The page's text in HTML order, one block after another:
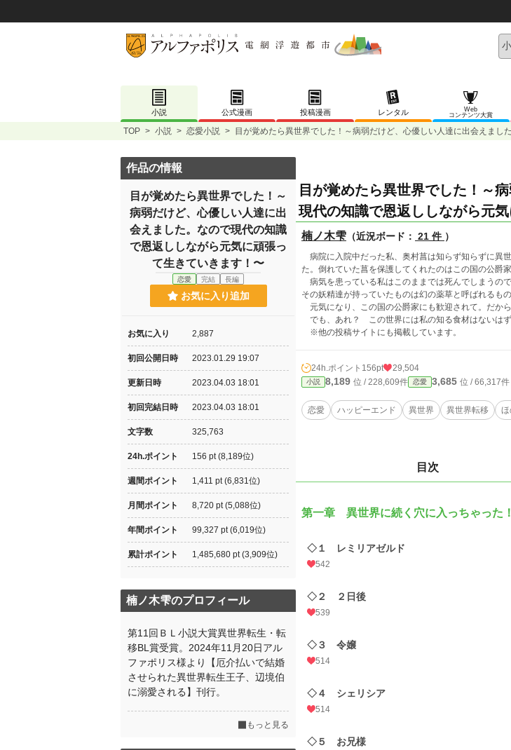
小説 公式漫画 投稿漫画 レンタル
Web
コンテンツ大賞
TOP > 小説 > 恋愛小説 > 目が覚めたら異世界でした！～病弱だけど、心優しい人達に出会えま
目が覚めたら異世界でした！～
現代の知識で恩返ししながら元
楠ノ木雫 （近況ボード： 21 件 ）
病院に入院中だった私、奥村菖は知らず知らずに異
た。倒れていた菖を保護してくれたのはこの国の公爵
病気を患っている私はこのままでは死んでしまうの
その妖精達が持っていたものは幻の薬草と呼ばれるも
元気になり、この国の公爵家にも歓迎されて。だか
でも、あれ？ この世界には私の知る食材はないは
※他の投稿サイトにも掲載しています。
24h.ポイント 156pt 29,504
小説 8,189 位 / 228,609件 恋愛 3,685 位 / 66,317件
恋愛 ハッピーエンド 異世界 異世界転移
目次
第一章 異世界に続く穴に入っちゃった！
◇１ レミリアゼルド
542
◇２ ２日後
539
◇３ 令嬢
514
◇４ シェリシア
514
◇５ お兄様
作品の情報
目が覚めたら異世界でした！～
病弱だけど、心優しい人達に出
会えました。なので現代の知識
で恩返ししながら元気に頑張っ
て生きていきます！〜
恋愛 完結 長編
お気に入り追加
お気に入り 2,887
初回公開日時 2023.01.29 19:07
更新日時 2023.04.03 18:01
初回完結日時 2023.04.03 18:01
文字数 325,763
24h.ポイント 156 pt (8,189位)
週間ポイント 1,411 pt (6,831位)
月間ポイント 8,720 pt (5,088位)
年間ポイント 99,327 pt (6,019位)
累計ポイント 1,485,680 pt (3,909位)
楠ノ木雫のプロフィール
第11回ＢＬ小説大賞異世界転生・転
移BL賞受賞。2024年11月20日アル
ファポリス様より【厄介払いで結婚
させられた異世界転生王子、辺境伯
に溺愛される】刊行。
もっと見る